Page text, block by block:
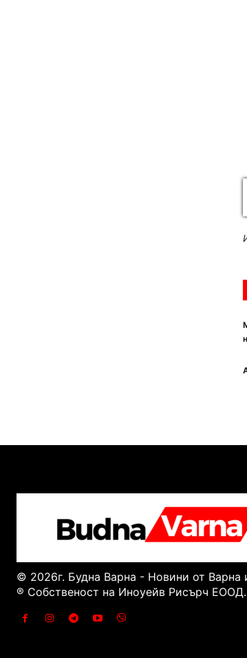
© 2026г. Будна Варна - Новини от Варна
® Собственост на Иноуейв Рисърч ЕООД.